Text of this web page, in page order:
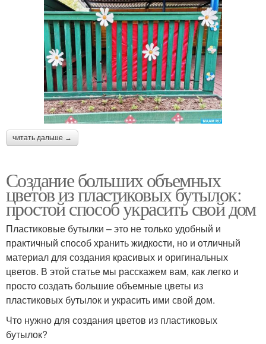
читать дальше →
Создание больших объемных
цветов из пластиковых бутылок:
простой способ украсить свой дом
Пластиковые бутылки – это не только удобный и
практичный способ хранить жидкости, но и отличный
материал для создания красивых и оригинальных
цветов. В этой статье мы расскажем вам, как легко и
просто создать большие объемные цветы из
пластиковых бутылок и украсить ими свой дом.
Что нужно для создания цветов из пластиковых
бутылок?